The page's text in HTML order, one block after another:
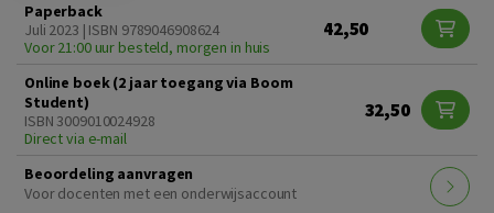
Paperback
Juli 2023 | ISBN 9789046908624
Voor 21:00 uur besteld, morgen in huis
42,50
Online boek (2 jaar toegang via Boom
Student)
ISBN 3009010024928
Direct via e-mail
32,50
Beoordeling aanvragen
Voor docenten met een onderwijsaccount